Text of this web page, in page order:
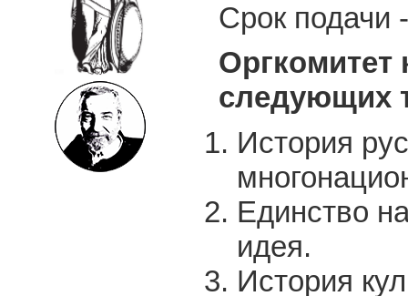
Срок подачи
Оргкомитет
следующих
История
Единство
идея.
История